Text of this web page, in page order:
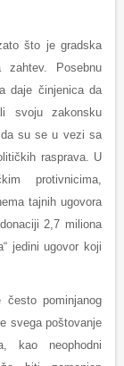
što je gradska
zahtev. Posebnu
daje činjenica da
svoju zakonsku
da su se u vezi sa
rasprava. U
protivnicima,
tajnih ugovora
2,7 miliona
jedini ugovor koji
često pominjanog
svega poštovanje
kao neophodni